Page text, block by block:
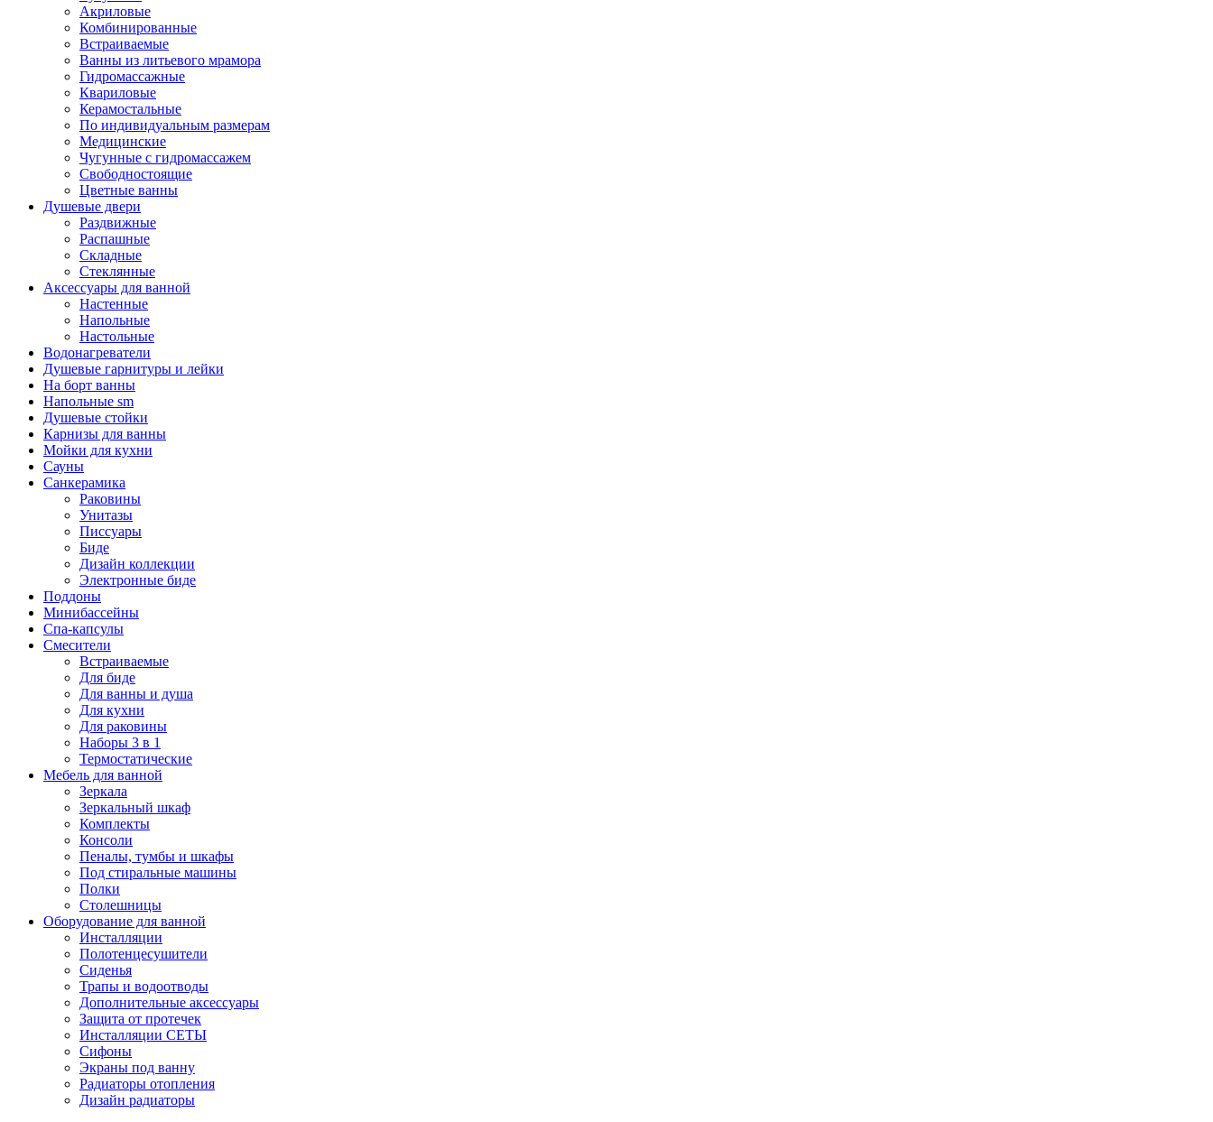
Акриловые
Комбинированные
Встраиваемые
Ванны из литьевого мрамора
Гидромассажные
Квариловые
Керамостальные
По индивидуальным размерам
Медицинские
Чугунные с гидромассажем
Свободностоящие
Цветные ванны
Душевые двери
Раздвижные
Распашные
Складные
Стеклянные
Аксессуары для ванной
Настенные
Напольные
Настольные
Водонагреватели
Душевые гарнитуры и лейки
На борт ванны
Напольные sm
Душевые стойки
Карнизы для ванны
Мойки для кухни
Сауны
Санкерамика
Раковины
Унитазы
Писсуары
Биде
Дизайн коллекции
Электронные биде
Поддоны
Минибассейны
Спа-капсулы
Смесители
Встраиваемые
Для биде
Для ванны и душа
Для кухни
Для раковины
Наборы 3 в 1
Термостатические
Мебель для ванной
Зеркала
Зеркальный шкаф
Комплекты
Консоли
Пеналы, тумбы и шкафы
Под стиральные машины
Полки
Столешницы
Оборудование для ванной
Инсталляции
Полотенцесушители
Сиденья
Трапы и водоотводы
Дополнительные аксессуары
Защита от протечек
Инсталляции СЕТЫ
Сифоны
Экраны под ванну
Радиаторы отопления
Дизайн радиаторы